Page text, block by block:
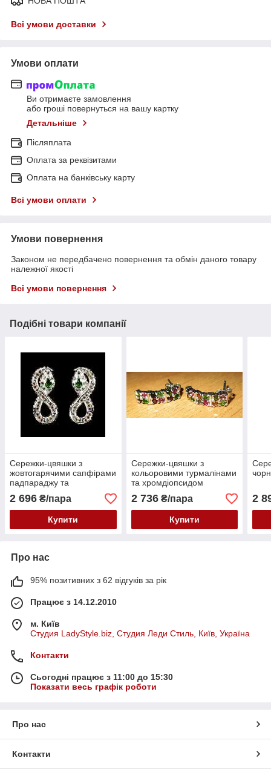
Всі умови доставки
Умови оплати
Ви отримаєте замовлення
або гроші повернуться на вашу картку
Детальніше
Післяплата
Оплата за реквізитами
Оплата на банківську карту
Всі умови оплати
Умови повернення
Законом не передбачено повернення та обмін даного товару
належної якості
Всі умови повернення
Подібні товари компанії
Сережки-цвяшки з
жовтогарячими сапфірами
падпараджу та
хромдіопсидами
2 696 ₴/пара
Купити
Сережки-цвяшки з
кольоровими турмалінами
та хромдіопсидом
"Різнобарв"
2 736₴/пара
Купити
2
Про нас
95% позитивних з 62 відгуків за рік
Працює з 14.12.2010
м. Київ
Студия LadyStyle.biz, Студия Леди Стиль, Київ, Україна
Контакти
Сьогодні працює з 11:00 до 15:30
Показати весь графік роботи
Про нас
Контакти